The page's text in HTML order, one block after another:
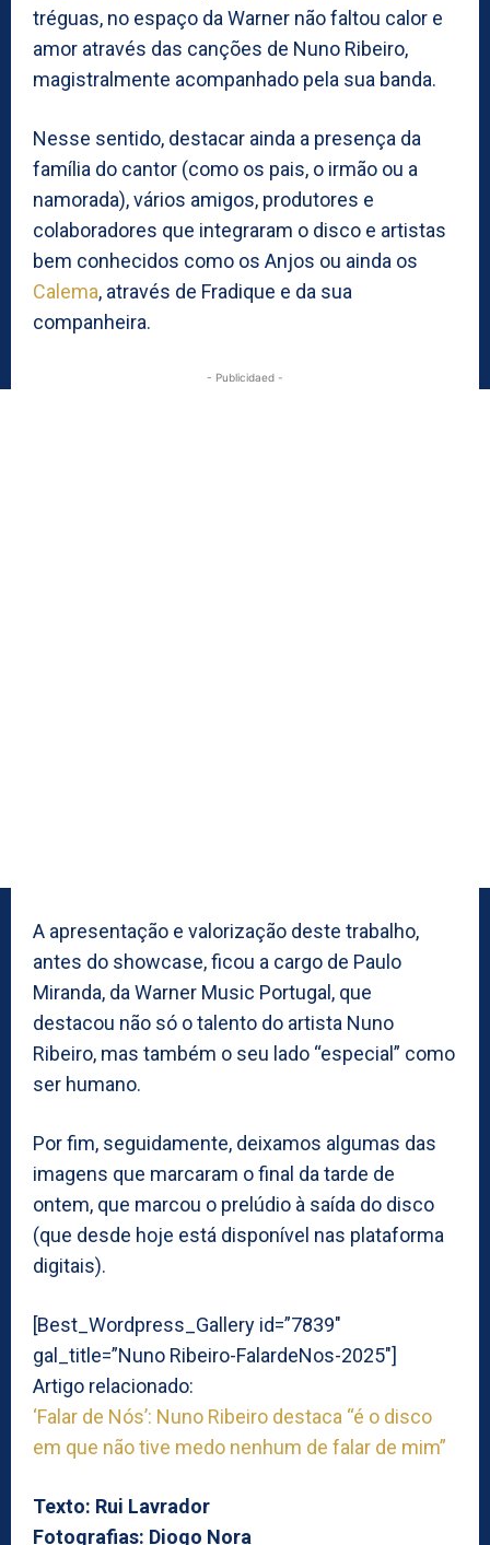
tréguas, no espaço da Warner não faltou calor e
amor através das canções de Nuno Ribeiro,
magistralmente acompanhado pela sua banda.
Nesse sentido, destacar ainda a presença da
família do cantor (como os pais, o irmão ou a
namorada), vários amigos, produtores e
colaboradores que integraram o disco e artistas
bem conhecidos como os Anjos ou ainda os
Calema, através de Fradique e da sua
companheira.
- Publicidaed -
A apresentação e valorização deste trabalho,
antes do showcase, ficou a cargo de Paulo
Miranda, da Warner Music Portugal, que
destacou não só o talento do artista Nuno
Ribeiro, mas também o seu lado “especial” como
ser humano.
Por fim, seguidamente, deixamos algumas das
imagens que marcaram o final da tarde de
ontem, que marcou o prelúdio à saída do disco
(que desde hoje está disponível nas plataforma
digitais).
[Best_Wordpress_Gallery id=”7839″
gal_title=”Nuno Ribeiro-FalardeNos-2025″]
Artigo relacionado:
‘Falar de Nós’: Nuno Ribeiro destaca “é o disco
em que não tive medo nenhum de falar de mim”
Texto: Rui Lavrador
Fotografias: Diogo Nora